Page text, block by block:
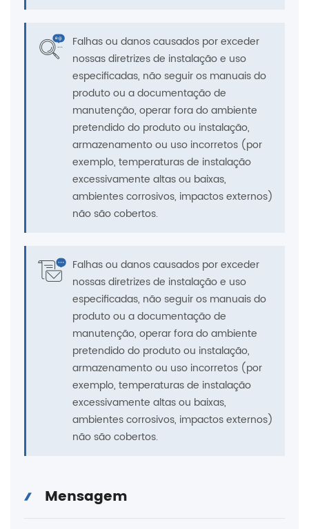
Falhas ou danos causados ​​por exceder
nossas diretrizes de instalação e uso
especificadas, não seguir os manuais do
produto ou a documentação de
manutenção, operar fora do ambiente
pretendido do produto ou instalação,
armazenamento ou uso incorretos (por
exemplo, temperaturas de instalação
excessivamente altas ou baixas,
ambientes corrosivos, impactos externos)
não são cobertos.
Falhas ou danos causados ​​por exceder
nossas diretrizes de instalação e uso
especificadas, não seguir os manuais do
produto ou a documentação de
manutenção, operar fora do ambiente
pretendido do produto ou instalação,
armazenamento ou uso incorretos (por
exemplo, temperaturas de instalação
excessivamente altas ou baixas,
ambientes corrosivos, impactos externos)
não são cobertos.
Mensagem